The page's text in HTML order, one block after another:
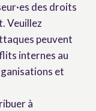
des droits
Veuillez
peuvent
internes au
et
à